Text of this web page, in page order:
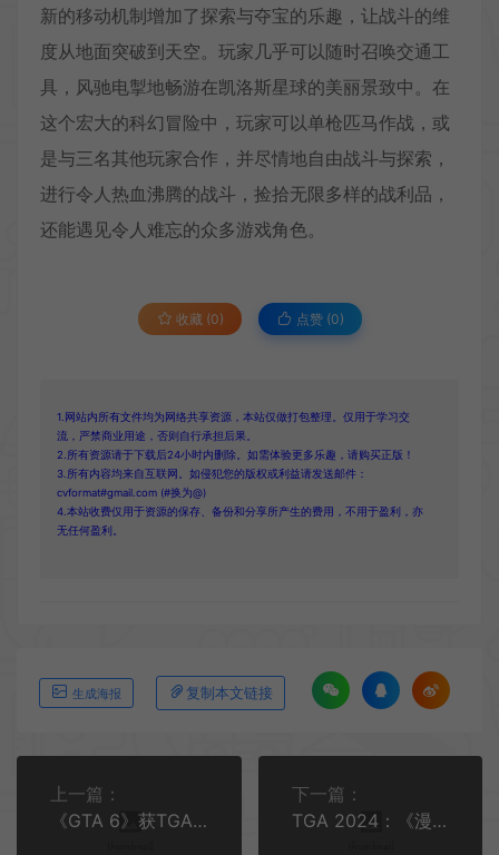
新的移动机制增加了探索与夺宝的乐趣，让战斗的维
度从地面突破到天空。玩家几乎可以随时召唤交通工
具，风驰电掣地畅游在凯洛斯星球的美丽景致中。在
这个宏大的科幻冒险中，玩家可以单枪匹马作战，或
是与三名其他玩家合作，并尽情地自由战斗与探索，
进行令人热血沸腾的战斗，捡拾无限多样的战利品，
还能遇见令人难忘的众多游戏角色。
收藏 (0) 点赞 (0)
1.网站内所有文件均为网络共享资源，本站仅做打包整理。仅用于学习交
流，严禁商业用途，否则自行承担后果。
2.所有资源请于下载后24小时内删除。如需体验更多乐趣，请购买正版！
3.所有内容均来自互联网。如侵犯您的版权或利益请发送邮件：
cvformat#gmail.com (#换为@)
4.本站收费仅用于资源的保存、备份和分享所产生的费用，不用于盈利，亦
无任何盈利。
生成海报 复制本文链接
上一篇：
《GTA 6》获TGA2024最受期待游戏奖
下一篇：
TGA 2024：《漫漫长夜2》发布视频预告 2026年发售